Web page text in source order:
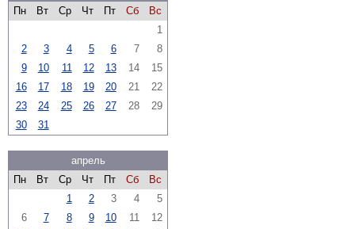
Пн
Вт Ср Чт Пт Сб
Вс
1
2
3 4 5 6 7
8
9
10 11 12 13 14
15
16
17 18 19 20 21
22
23
24 25 26 27 28
29
30
31
апрель
Пн
Вт Ср Чт Пт Сб
Вс
1
2 3 4
5
6
7 8 9 10 11
12